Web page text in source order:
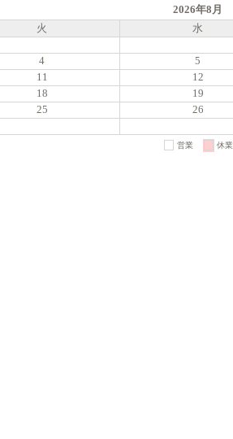
2026年8月
火 水
4 5
11 12
18 19
25 26
営業 休業